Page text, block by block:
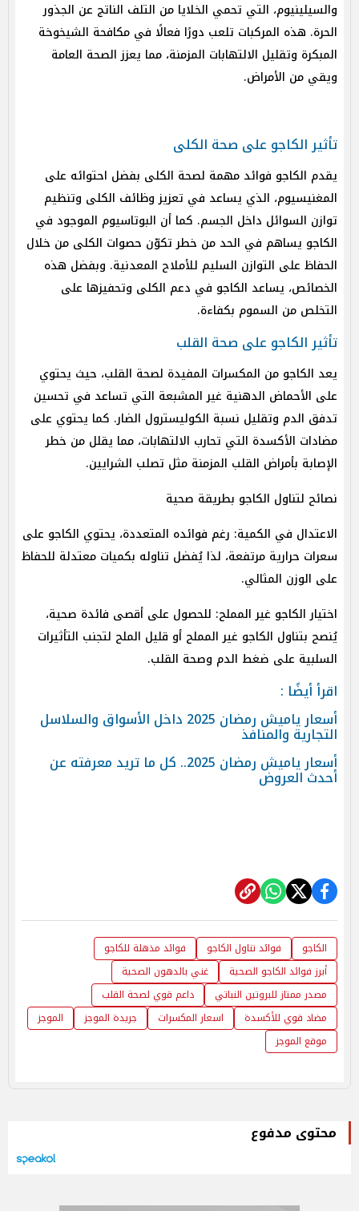
والسيلينيوم، التي تحمي الخلايا من التلف الناتج عن الجذور
الحرة. هذه المركبات تلعب دورًا فعالًا في مكافحة الشيخوخة
المبكرة وتقليل الالتهابات المزمنة، مما يعزز الصحة العامة
ويقي من الأمراض.
تأثير الكاجو على صحة الكلى
يقدم الكاجو فوائد مهمة لصحة الكلى بفضل احتوائه على
المغنيسيوم، الذي يساعد في تعزيز وظائف الكلى وتنظيم
توازن السوائل داخل الجسم. كما أن البوتاسيوم الموجود في
الكاجو يساهم في الحد من خطر تكوّن حصوات الكلى من خلال
الحفاظ على التوازن السليم للأملاح المعدنية. وبفضل هذه
الخصائص، يساعد الكاجو في دعم الكلى وتحفيزها على
التخلص من السموم بكفاءة.
تأثير الكاجو على صحة القلب
يعد الكاجو من المكسرات المفيدة لصحة القلب، حيث يحتوي
على الأحماض الدهنية غير المشبعة التي تساعد في تحسين
تدفق الدم وتقليل نسبة الكوليسترول الضار. كما يحتوي على
مضادات الأكسدة التي تحارب الالتهابات، مما يقلل من خطر
الإصابة بأمراض القلب المزمنة مثل تصلب الشرايين.
نصائح لتناول الكاجو بطريقة صحية
الاعتدال في الكمية: رغم فوائده المتعددة، يحتوي الكاجو على
سعرات حرارية مرتفعة، لذا يُفضل تناوله بكميات معتدلة للحفاظ
على الوزن المثالي.
اختيار الكاجو غير المملح: للحصول على أقصى فائدة صحية،
يُنصح بتناول الكاجو غير المملح أو قليل الملح لتجنب التأثيرات
السلبية على ضغط الدم وصحة القلب.
اقرأ أيضًا :
أسعار ياميش رمضان 2025 داخل الأسواق والسلاسل
التجارية والمنافذ
أسعار ياميش رمضان 2025.. كل ما تريد معرفته عن
أحدث العروض
الكاجو فوائد تناول الكاجو
فوائد مذهلة للكاجو
أبرز فوائد الكاجو الصحية
غني بالدهون الصحية
مصدر ممتاز للبروتين النباتي
داعم قوي لصحة القلب
مضاد قوي للأكسدة
اسعار المكسرات جريدة الموجز
الموجز
موقع الموجز
محتوى مدفوع